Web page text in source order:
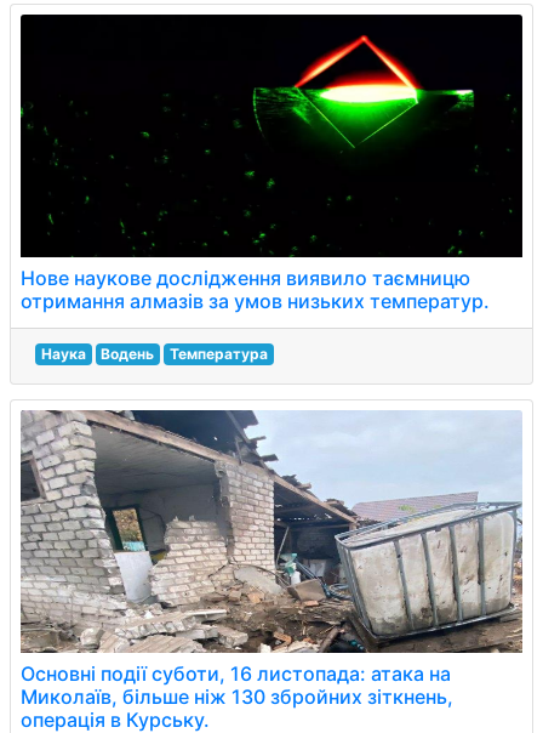
Нове наукове дослідження виявило таємницю
отримання алмазів за умов низьких температур.
Наука Водень Температура
Основні події суботи, 16 листопада: атака на
Миколаїв, більше ніж 130 збройних зіткнень,
операція в Курську.